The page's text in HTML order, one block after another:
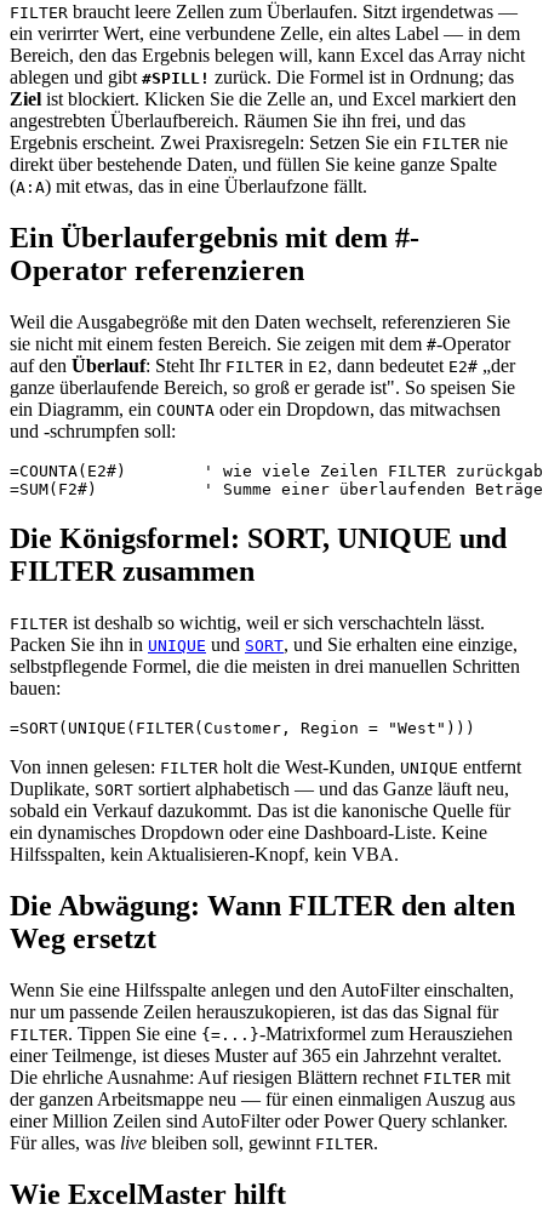
FILTER braucht leere Zellen zum Überlaufen. Sitzt irgendetwas —
ein verirrter Wert, eine verbundene Zelle, ein altes Label — in dem
Bereich, den das Ergebnis belegen will, kann Excel das Array nicht
ablegen und gibt #SPILL! zurück. Die Formel ist in Ordnung; das
Ziel ist blockiert. Klicken Sie die Zelle an, und Excel markiert den
angestrebten Überlaufbereich. Räumen Sie ihn frei, und das
Ergebnis erscheint. Zwei Praxisregeln: Setzen Sie ein FILTER nie
direkt über bestehende Daten, und füllen Sie keine ganze Spalte
(A:A) mit etwas, das in eine Überlaufzone fällt.
Ein Überlaufergebnis mit dem #-
Operator referenzieren
Weil die Ausgabegröße mit den Daten wechselt, referenzieren Sie
sie nicht mit einem festen Bereich. Sie zeigen mit dem #-Operator
auf den Überlauf: Steht Ihr FILTER in E2, dann bedeutet E2# „der
ganze überlaufende Bereich, so groß er gerade ist". So speisen Sie
ein Diagramm, ein COUNTA oder ein Dropdown, das mitwachsen
und -schrumpfen soll:
=COUNTA(E2#)        ' wie viele Zeilen FILTER
Die Königsformel: SORT, UNIQUE und
FILTER zusammen
FILTER ist deshalb so wichtig, weil er sich verschachteln lässt.
Packen Sie ihn in UNIQUE und SORT, und Sie erhalten eine einzige,
selbstpflegende Formel, die die meisten in drei manuellen Schritten
bauen:
Von innen gelesen: FILTER holt die West-Kunden, UNIQUE entfernt
Duplikate, SORT sortiert alphabetisch — und das Ganze läuft neu,
sobald ein Verkauf dazukommt. Das ist die kanonische Quelle für
ein dynamisches Dropdown oder eine Dashboard-Liste. Keine
Hilfsspalten, kein Aktualisieren-Knopf, kein VBA.
Die Abwägung: Wann FILTER den alten
Weg ersetzt
Wenn Sie eine Hilfsspalte anlegen und den AutoFilter einschalten,
nur um passende Zeilen herauszukopieren, ist das das Signal für
FILTER. Tippen Sie eine {=...}-Matrixformel zum Herausziehen
einer Teilmenge, ist dieses Muster auf 365 ein Jahrzehnt veraltet.
Die ehrliche Ausnahme: Auf riesigen Blättern rechnet FILTER mit
der ganzen Arbeitsmappe neu — für einen einmaligen Auszug aus
einer Million Zeilen sind AutoFilter oder Power Query schlanker.
Für alles, was live bleiben soll, gewinnt FILTER.
Wie ExcelMaster hilft